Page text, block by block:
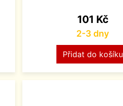
Cena
101 Kč
2-3 dny
Přidat do košíku